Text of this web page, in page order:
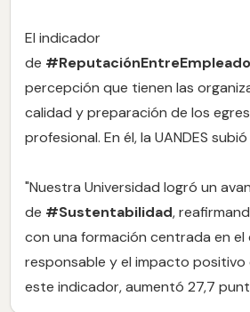
El indicador
de #
percepción que tienen las
calidad y preparación de los
profesional. En él, la UANDES
"Nuestra Universidad logró un
de #Sustentabilidad,
con una formación centrada en el
responsable y el impacto positivo
este indicador, aumentó 27,7